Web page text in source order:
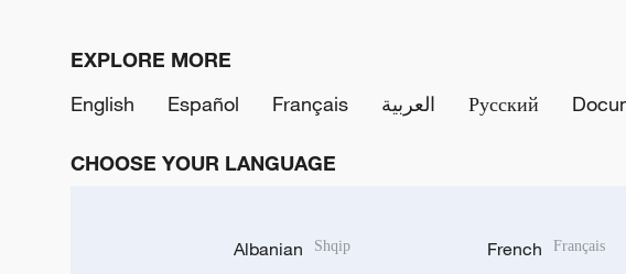
EXPLORE MORE
English
Español Français العربية Русский
CHOOSE YOUR LANGUAGE
Albanian Shqip French Français